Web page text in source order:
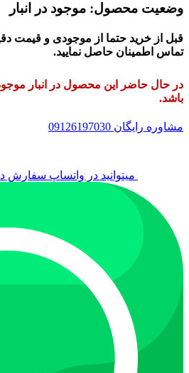
وضعیت محصول: موجود در انبار
قبل از خرید حتما از موجودی و قیمت
تماس اطمینان حاصل نمایید.
در حال حاضر این محصول در انبار
باشد.
مشاوره رایگان 09126197030
میتوانید در واتساپ سفارش